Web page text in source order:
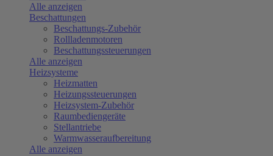
Alle anzeigen
Beschattungen
Beschattungs-Zubehör
Rollladenmotoren
Beschattungssteuerungen
Alle anzeigen
Heizsysteme
Heizmatten
Heizungssteuerungen
Heizsystem-Zubehör
Raumbediengeräte
Stellantriebe
Warmwasseraufbereitung
Alle anzeigen